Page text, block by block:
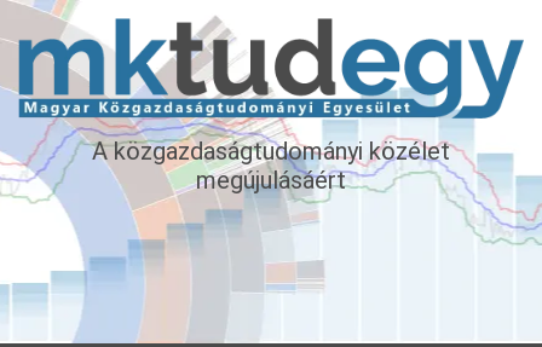
A közgazdaságtudományi közélet
megújulásáért